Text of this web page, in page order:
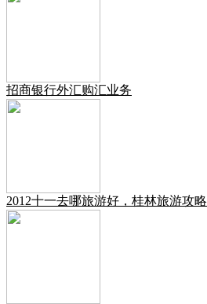
招商银行外汇购汇业务
2012十一去哪旅游好，桂林旅游攻略